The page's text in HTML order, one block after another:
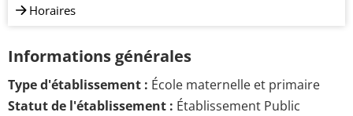
Horaires
Informations générales
Type d'établissement : École maternelle et primaire
Statut de l'établissement : Établissement Public